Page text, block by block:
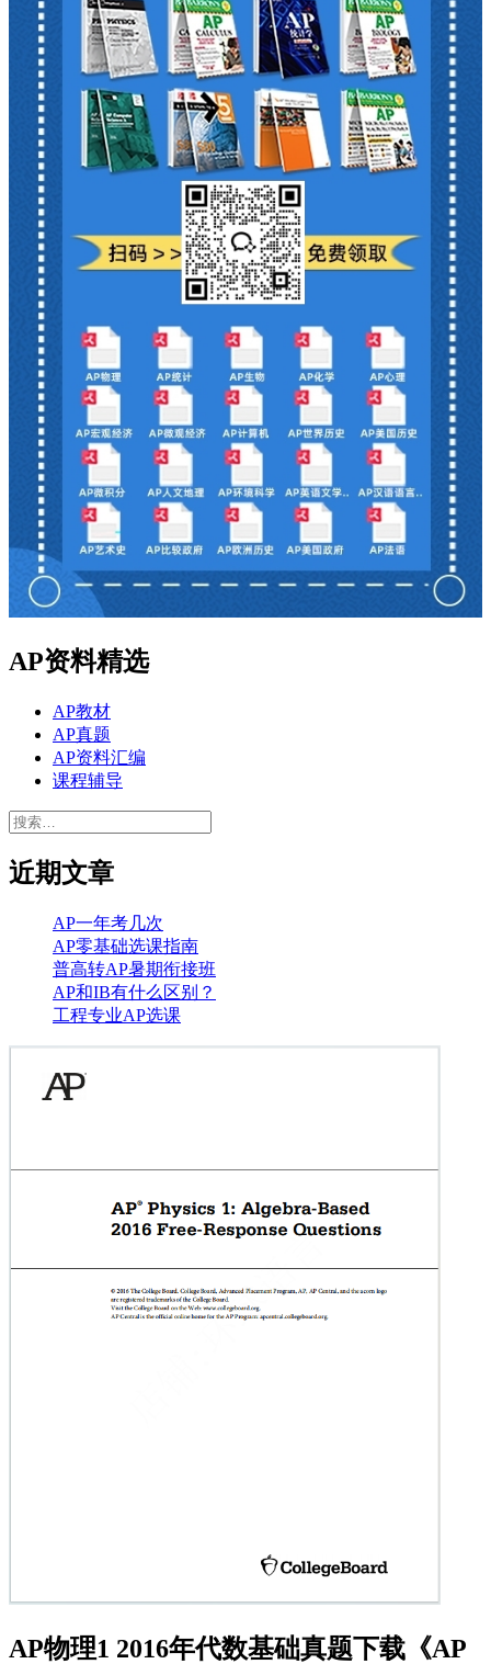
AP资料精选
AP教材
AP真题
AP资料汇编
课程辅导
搜
近期文章
AP一年考几次
AP零基础选课指南
普高转AP暑期衔接班
AP和IB有什么区别？
工程专业AP选课
AP物理1 2016年代数基础真题下载《AP